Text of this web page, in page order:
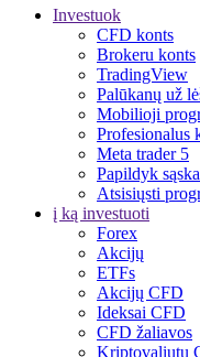
Investuok
CFD konts
Brokeru konts
TradingView
Palūkanų už
Mobilioji
Profesionalus
Meta trader 5
Papildyk
Atsisiųsti
į ką investuoti
Forex
Akcijų
ETFs
Akcijų CFD
Ideksai CFD
CFD žaliavos
Kriptovaliutų